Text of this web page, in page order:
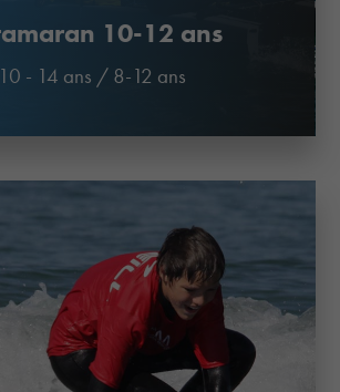
10-12 ans
10 - 14 ans / 8-12 ans